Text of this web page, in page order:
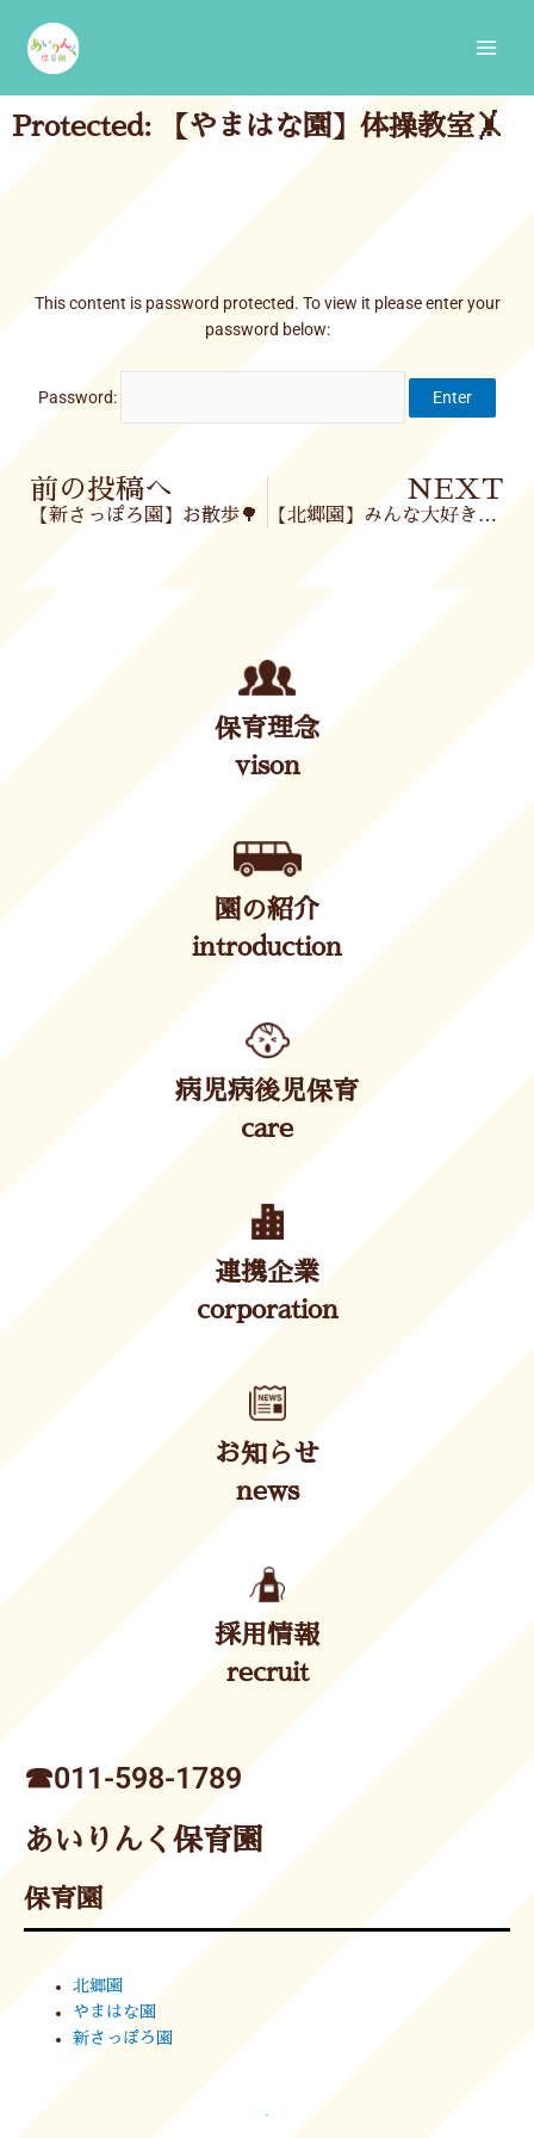
content
Protected: 【やまはな園】体操教室🤸
This content is password protected. To view it please enter your
password below:
Password:
Prev
前の投稿へ
【新さっぽろ園】お散歩🌳
NEXT
【北郷園】みんな大好きリトミック🎶
保育理念
vison
園の紹介
introduction
病児病後児保育
care
連携企業
corporation
お知らせ
news
採用情報
recruit
☎︎011-598-1789
あいりんく保育園
保育園
北郷園
やまはな園
新さっぽろ園